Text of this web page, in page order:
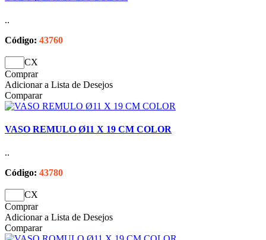
..
Código: 43760
CX
Comprar
Adicionar a Lista de Desejos
Comparar
VASO REMULO Ø11 X 19 CM COLOR
..
Código: 43780
CX
Comprar
Adicionar a Lista de Desejos
Comparar